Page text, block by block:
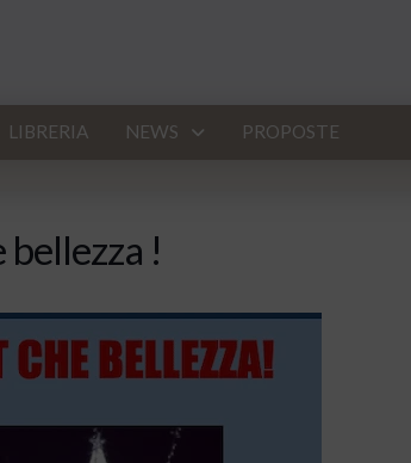
LIBRERIA NEWS PROPOSTE
bellezza !